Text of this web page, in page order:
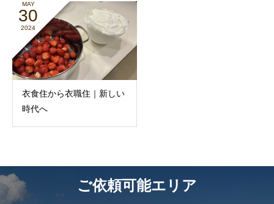
MAY
30
2024
衣食住から衣職住｜新しい
時代へ
ご依頼可能エリア